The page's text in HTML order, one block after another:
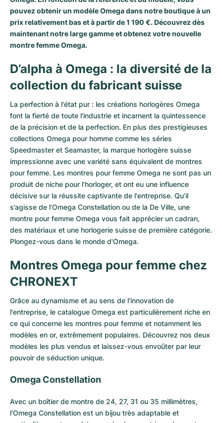
pouvez obtenir un modèle Omega dans notre boutique à un
prix relativement bas et à partir de 1 190 €. Découvrez dès
maintenant notre large gamme et obtenez votre nouvelle
montre femme Omega.
D’alpha à Omega : la diversité de la
collection du fabricant suisse
La perfection à l'état pur : les créations horlogères Omega
font la fierté de toute l’industrie et incarnent la quintessence
de la précision et de la perfection. En plus des prestigieuses
collections Omega pour homme comme les séries
Speedmaster et Seamaster, la marque horlogère suisse
impressionne avec une variété sans équivalent de montres
pour femme. Les montres pour femme Omega ne sont pas un
produit de niche pour l’horloger, et ont eu une influence
décisive sur la réussite captivante de l'entreprise. Qu’il
s’agisse de l’Omega Constellation ou de la De Ville, une
montre pour femme Omega vous fait apprécier un cadran,
des matériaux et une horlogerie suisse de première catégorie.
Plongez-vous dans le monde d'Omega.
Montres Omega pour femme chez
CHRONEXT
Grâce au dynamisme et au sens de l’innovation de
l'entreprise, le catalogue Omega est particulièrement riche en
ce qui concerne les montres pour femme et notamment les
modèles en or, extrêmement populaires. Découvrez nos deux
modèles les plus vendus et laissez-vous envoûter par leur
pouvoir de séduction unique.
Omega Constellation
Avec un boîtier de montre de 24, 27, 31 ou 35 millimètres,
l'Omega Constellation est un bijou très adaptable et